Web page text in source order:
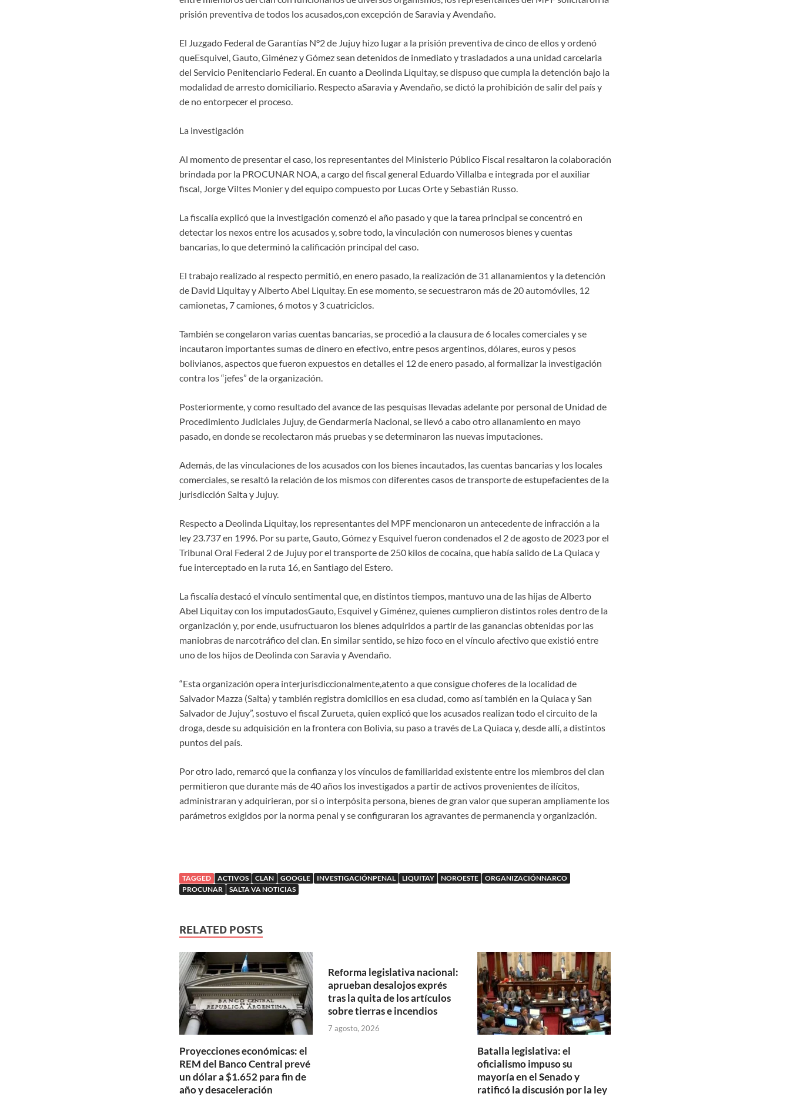
prisión preventiva de todos los acusados,con excepción de Saravia y Avendaño.
El Juzgado Federal de Garantías N°2 de Jujuy hizo lugar a la prisión preventiva de cinco de ellos y ordenó
queEsquivel, Gauto, Giménez y Gómez sean detenidos de inmediato y trasladados a una unidad carcelaria
del Servicio Penitenciario Federal. En cuanto a Deolinda Liquitay, se dispuso que cumpla la detención bajo la
modalidad de arresto domiciliario. Respecto aSaravia y Avendaño, se dictó la prohibición de salir del país y
de no entorpecer el proceso.
La investigación
Al momento de presentar el caso, los representantes del Ministerio Público Fiscal resaltaron la colaboración
brindada por la PROCUNAR NOA, a cargo del fiscal general Eduardo Villalba e integrada por el auxiliar
fiscal, Jorge Viltes Monier y del equipo compuesto por Lucas Orte y Sebastián Russo.
La fiscalía explicó que la investigación comenzó el año pasado y que la tarea principal se concentró en
detectar los nexos entre los acusados y, sobre todo, la vinculación con numerosos bienes y cuentas
bancarias, lo que determinó la calificación principal del caso.
El trabajo realizado al respecto permitió, en enero pasado, la realización de 31 allanamientos y la detención
de David Liquitay y Alberto Abel Liquitay. En ese momento, se secuestraron más de 20 automóviles, 12
camionetas, 7 camiones, 6 motos y 3 cuatriciclos.
También se congelaron varias cuentas bancarias, se procedió a la clausura de 6 locales comerciales y se
incautaron importantes sumas de dinero en efectivo, entre pesos argentinos, dólares, euros y pesos
bolivianos, aspectos que fueron expuestos en detalles el 12 de enero pasado, al formalizar la investigación
contra los “jefes” de la organización.
Posteriormente, y como resultado del avance de las pesquisas llevadas adelante por personal de Unidad de
Procedimiento Judiciales Jujuy, de Gendarmería Nacional, se llevó a cabo otro allanamiento en mayo
pasado, en donde se recolectaron más pruebas y se determinaron las nuevas imputaciones.
Además, de las vinculaciones de los acusados con los bienes incautados, las cuentas bancarias y los locales
comerciales, se resaltó la relación de los mismos con diferentes casos de transporte de estupefacientes de la
jurisdicción Salta y Jujuy.
Respecto a Deolinda Liquitay, los representantes del MPF mencionaron un antecedente de infracción a la
ley 23.737 en 1996. Por su parte, Gauto, Gómez y Esquivel fueron condenados el 2 de agosto de 2023 por el
Tribunal Oral Federal 2 de Jujuy por el transporte de 250 kilos de cocaína, que había salido de La Quiaca y
fue interceptado en la ruta 16, en Santiago del Estero.
La fiscalía destacó el vínculo sentimental que, en distintos tiempos, mantuvo una de las hijas de Alberto
Abel Liquitay con los imputadosGauto, Esquivel y Giménez, quienes cumplieron distintos roles dentro de la
organización y, por ende, usufructuaron los bienes adquiridos a partir de las ganancias obtenidas por las
maniobras de narcotráfico del clan. En similar sentido, se hizo foco en el vínculo afectivo que existió entre
uno de los hijos de Deolinda con Saravia y Avendaño.
“Esta organización opera interjurisdiccionalmente,atento a que consigue choferes de la localidad de
Salvador Mazza (Salta) y también registra domicilios en esa ciudad, como así también en la Quiaca y San
Salvador de Jujuy”, sostuvo el fiscal Zurueta, quien explicó que los acusados realizan todo el circuito de la
droga, desde su adquisición en la frontera con Bolivia, su paso a través de La Quiaca y, desde allí, a distintos
puntos del país.
Por otro lado, remarcó que la confianza y los vínculos de familiaridad existente entre los miembros del clan
permitieron que durante más de 40 años los investigados a partir de activos provenientes de ilícitos,
administraran y adquirieran, por si o interpósita persona, bienes de gran valor que superan ampliamente los
parámetros exigidos por la norma penal y se configuraran los agravantes de permanencia y organización.
TAGGED ACTIVOS CLAN GOOGLE INVESTIGACIÓNPENAL LIQUITAY NOROESTE
ORGANIZACIÓNNARCO
PROCUNAR
SALTA VA NOTICIAS
RELATED POSTS
Proyecciones económicas: el
REM del Banco Central prevé
un dólar a $1.652 para fin de
año y desaceleración
Reforma legislativa nacional:
aprueban desalojos exprés
tras la quita de los artículos
sobre tierras e incendios
7 agosto, 2026
Batalla legislativa: el
oficialismo impuso su
mayoría en el Senado y
ratificó la discusión por la ley